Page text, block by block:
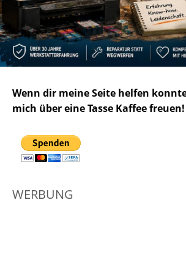
Wenn dir meine Seite helfen
mich über eine Tasse Kaffee freuen!
WERBUNG